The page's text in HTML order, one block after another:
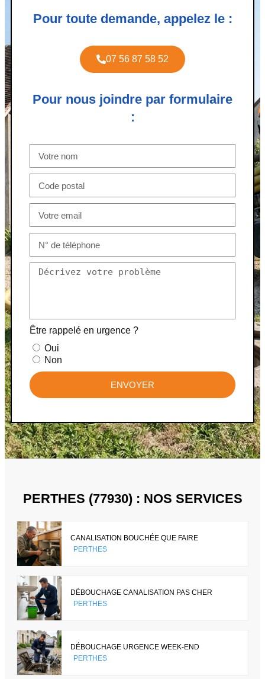
Pour toute demande, appelez le :
07 56 87 58 52
Pour nous joindre par formulaire
:
Être rappelé en urgence ?
Oui
Non
ENVOYER
PERTHES (77930) : NOS SERVICES
CANALISATION BOUCHÉE QUE FAIRE
PERTHES
DÉBOUCHAGE CANALISATION PAS CHER
PERTHES
DÉBOUCHAGE URGENCE WEEK-END
PERTHES